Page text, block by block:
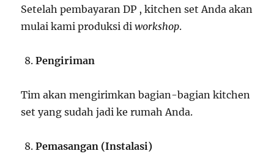
Setelah pembayaran DP , kitchen set Anda akan
mulai kami produksi diworkshop.
Pengiriman
Tim akan mengirimkan bagian-bagian kitchen
set yang sudah jadi ke rumah Anda.
Pemasangan (Instalasi)